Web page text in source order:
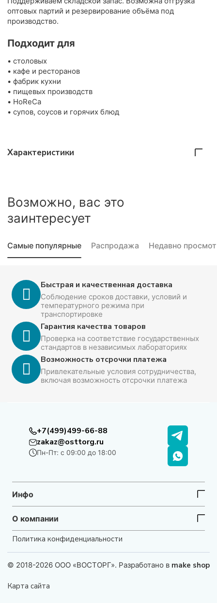
оптовых партий и резервирование объёма под
производство.
Подходит для
• столовых
• кафе и ресторанов
• фабрик кухни
• пищевых производств
• HoReCa
• супов, соусов и горячих блюд
Характеристики
Возможно, вас это
заинтересует
Самые популярные Распродажа Недавно
Быстрая и качественная доставка
Соблюдение сроков доставки, условий и
температурного режима при
транспортировке
Гарантия качества товаров
Проверка на соответствие государственных
стандартов в независимых лабораториях
Возможность отсрочки платежа
Привлекательные условия сотрудничества,
включая возможность отсрочки платежа
+7(499)499-66-88
zakaz@osttorg.ru
Пн-Пт: с 09:00 до 18:00
Инфо
О компании
Политика конфиденциальности
© 2018-2026 ООО «ВОСТОРГ». Разработано в make shop
Карта сайта